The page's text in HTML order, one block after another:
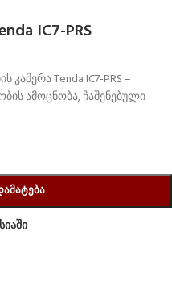
IC7-PRS
კამერა Tenda IC7-PRS –
ამოცნობა, ჩაშენებული